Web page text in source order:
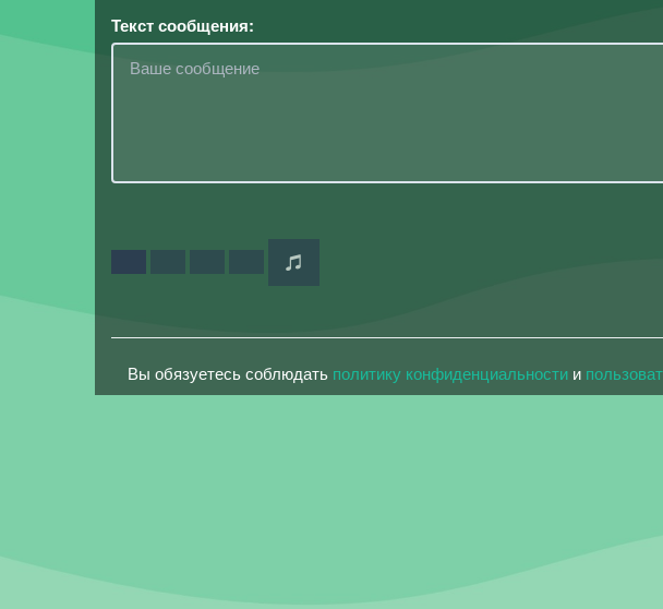
Текст сообщения:
Вы обязуетесь соблюдать политику конфиденциальности и